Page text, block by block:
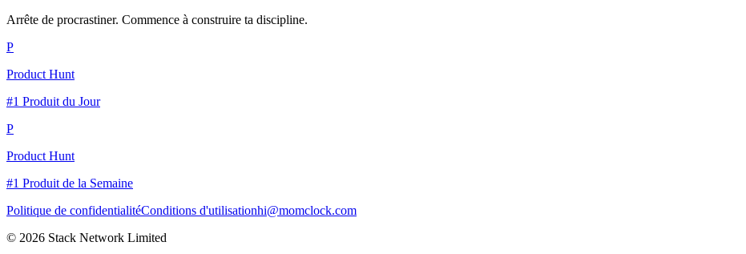
Arrête de procrastiner. Commence à construire ta discipline.
P
Product Hunt
#1 Produit du Jour
P
Product Hunt
#1 Produit de la Semaine
Politique de confidentialitéConditions d'utilisationhi@momclock.com
© 2026 Stack Network Limited